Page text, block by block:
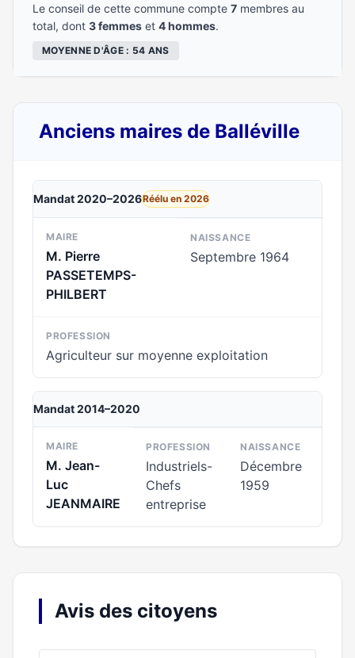
Le conseil de cette commune compte 7 membres au
total, dont 3 femmes et 4 hommes.
MOYENNE D'ÂGE : 54 ANS
Anciens maires de Balléville
Mandat 2020–2026Réélu en 2026
MAIRE
M. Pierre
PASSETEMPS-
PHILBERT
NAISSANCE
Septembre 1964
PROFESSION
Agriculteur sur moyenne exploitation
Mandat 2014–2020
MAIRE
M. Jean-
Luc
JEANMAIRE
PROFESSION
Industriels-
Chefs
entreprise
NAISSANCE
Décembre
1959
Avis des citoyens